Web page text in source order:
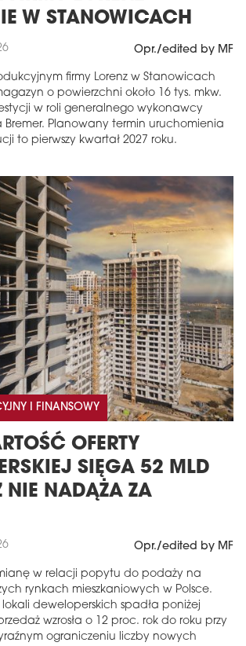
W STANOWICACH
Opr./edited by MF
firmy Lorenz w Stanowicach
o powierzchni około 16 tys. mkw.
w roli generalnego wykonawcy
Planowany termin uruchomienia
to pierwszy kwartał 2027 roku.
I FINANSOWY
OFERTY
SIĘGA 52 MLD
NIE NADĄŻA ZA
Opr./edited by MF
w relacji popytu do podaży na
rynkach mieszkaniowych w Polsce.
deweloperskich spadła poniżej
wzrosła o 12 proc. rok do roku przy
ograniczeniu liczby nowych